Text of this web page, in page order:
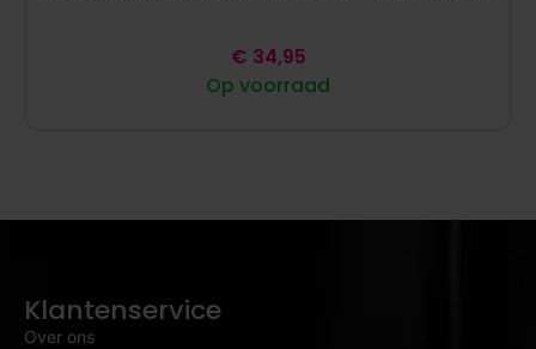
Op voorraad
€ 34,95
Klantenservice
Over ons